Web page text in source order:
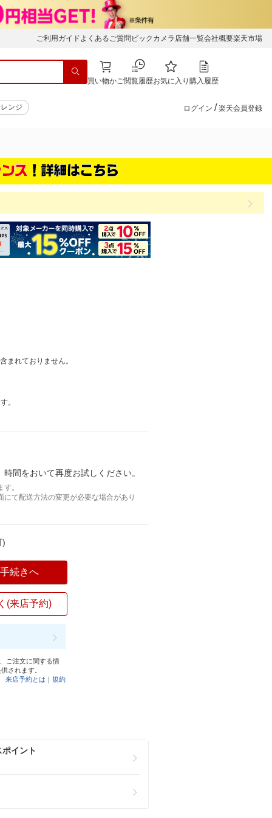
ご利用ガイド よくあるご質問 ビックカメラ店舗一覧会社概要楽天市場
買い物かご閲覧履歴お気に入り 購入履歴
ンジ ログイン / 楽天会員登録
まれておりません。
。
間をおいて再度お試しください。
。
て配送方法の変更が必要な場合があり
)
続きへ
(来店予約)
ご注文に関する情
されます。
来店予約とは ｜規約
イント